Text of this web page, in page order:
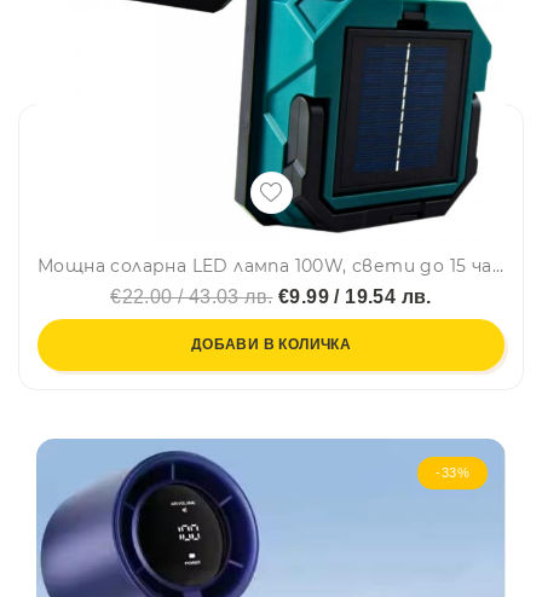
Мощна соларна LED лампа 100W, свети до 15 часа, зарежда се от слънце или ток, с блиц режим, прожектор - CK 688
€22.00 / 43.03 лв.€9.99 / 19.54 лв.
ДОБАВИ В КОЛИЧКА
-33%